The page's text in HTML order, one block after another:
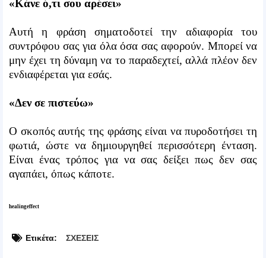
«Κάνε ό,τι σου αρέσει»
Αυτή η φράση σηματοδοτεί την αδιαφορία του
συντρόφου σας για όλα όσα σας αφορούν. Μπορεί να
μην έχει τη δύναμη να το παραδεχτεί, αλλά πλέον δεν
ενδιαφέρεται για εσάς.
«Δεν σε πιστεύω»
Ο σκοπός αυτής της φράσης είναι να πυροδοτήσει τη
φωτιά, ώστε να δημιουργηθεί περισσότερη ένταση.
Είναι ένας τρόπος για να σας δείξει πως δεν σας
αγαπάει, όπως κάποτε.
healingeffect
Ετικέτα: ΣΧΕΣΕΙΣ